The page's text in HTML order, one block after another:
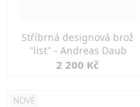
Stříbrná designová brož
"list" - Andreas Daub
2 200 Kč
NOVÉ